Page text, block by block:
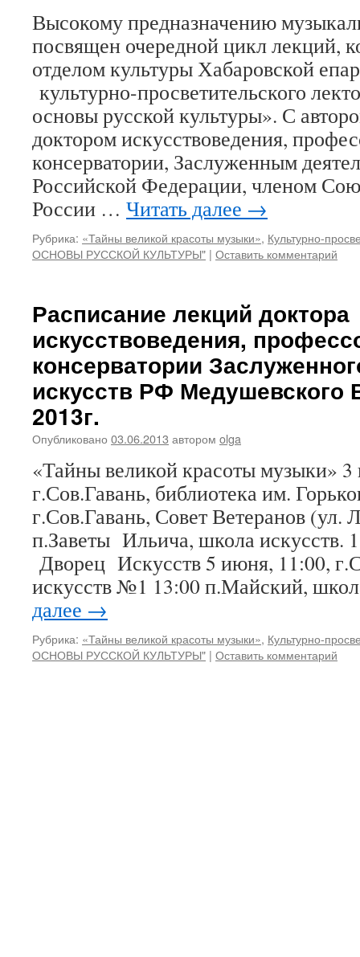
Высокому предназначению
посвящен очередной цикл лекций,
отделом культуры Хабаровской
культурно-просветительского
основы русской культуры». С
доктором искусствоведения,
консерватории, Заслуженным
Российской Федерации, членом
России … Читать далее →
Рубрика: «Тайны великой красоты музыки», Культурно-
ОСНОВЫ РУССКОЙ КУЛЬТУРЫ" | Оставить комментарий
Расписание лекций доктора
искусствоведения,
консерватории
искусств РФ Медушевского
2013г.
Опубликовано 03.06.2013 автором olga
«Тайны великой красоты музыки»
г.Сов.Гавань, библиотека им.
г.Сов.Гавань, Совет Ветеранов (ул.
п.Заветы Ильича, школа искусств.
Дворец Искусств 5 июня, 11:00,
искусств №1 13:00 п.Майский,
далее →
Рубрика: «Тайны великой красоты музыки», Культурно-
ОСНОВЫ РУССКОЙ КУЛЬТУРЫ" | Оставить комментарий